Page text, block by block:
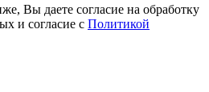
Вы даете согласие на обработку
и согласие с Политикой